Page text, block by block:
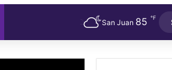
San Juan 85 ℉